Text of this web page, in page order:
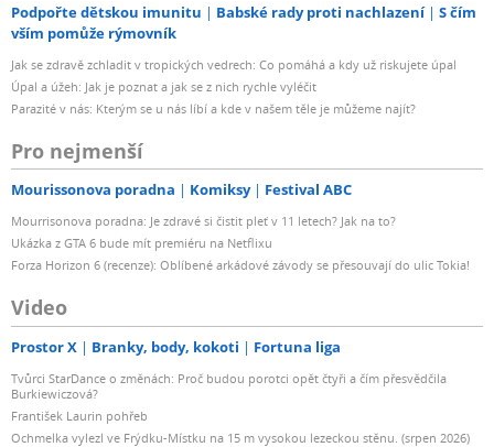
Podpořte dětskou imunitu Babské rady proti nachlazení
S čím
vším pomůže rýmovník
Jak se zdravě zchladit v tropických vedrech: Co pomáhá a kdy už riskujete úpal
Úpal a úžeh: Jak je poznat a jak se z nich rychle vyléčit
Parazité v nás: Kterým se u nás líbí a kde v našem těle je můžeme najít?
Pro nejmenší
Mourissonova poradna Komiksy Festival ABC
Mourrisonova poradna: Je zdravé si čistit pleť v 11 letech? Jak na to?
Ukázka z GTA 6 bude mít premiéru na Netflixu
Forza Horizon 6 (recenze): Oblíbené arkádové závody se přesouvají do ulic Tokia!
Video
Prostor X Branky, body, kokoti Fortuna liga
Tvůrci StarDance o změnách: Proč budou porotci opět čtyři a čím přesvědčila
Burkiewiczová?
František Laurin pohřeb
Ochmelka vylezl ve Frýdku-Místku na 15 m vysokou lezeckou stěnu. (srpen 2026)